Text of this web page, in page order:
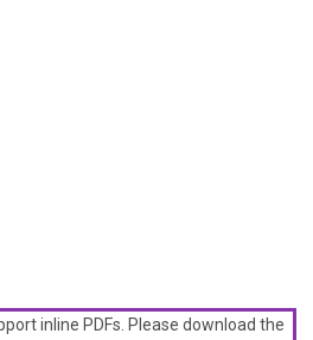
inline PDFs. Please download the